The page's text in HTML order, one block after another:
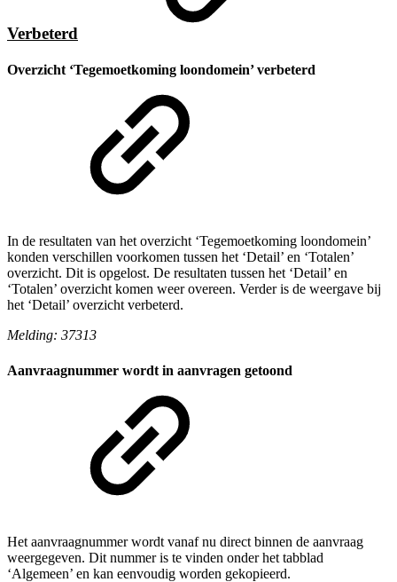
Verbeterd
Overzicht ‘Tegemoetkoming loondomein’ verbeterd
In de resultaten van het overzicht ‘Tegemoetkoming loondomein’
konden verschillen voorkomen tussen het ‘Detail’ en ‘Totalen’
overzicht. Dit is opgelost. De resultaten tussen het ‘Detail’ en
‘Totalen’ overzicht komen weer overeen. Verder is de weergave bij
het ‘Detail’ overzicht verbeterd.
Melding: 37313
Aanvraagnummer wordt in aanvragen getoond
Het aanvraagnummer wordt vanaf nu direct binnen de aanvraag
weergegeven. Dit nummer is te vinden onder het tabblad
‘Algemeen’ en kan eenvoudig worden gekopieerd.